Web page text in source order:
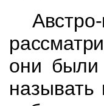
они
называть